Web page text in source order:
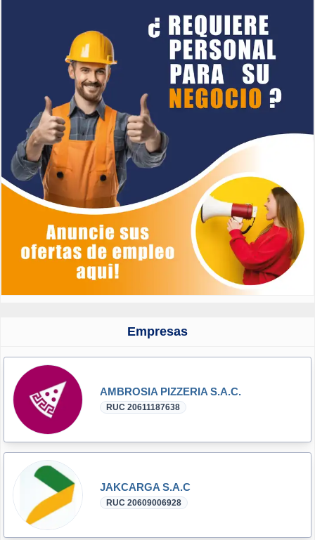
Empresas
AMBROSIA PIZZERIA S.A.C.
RUC 20611187638
JAKCARGA S.A.C
RUC 20609006928